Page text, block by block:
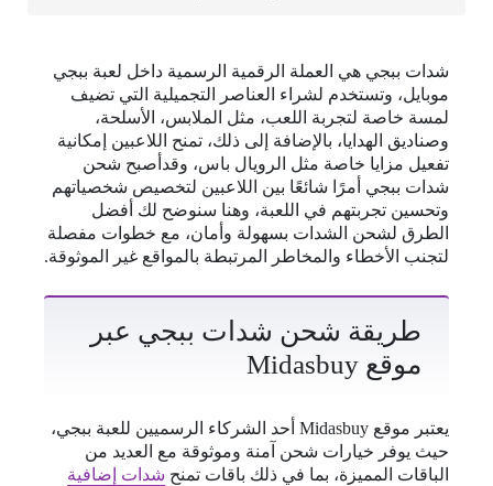
شدات ببجي هي العملة الرقمية الرسمية داخل لعبة ببجي
موبايل، وتستخدم لشراء العناصر التجميلية التي تضيف
لمسة خاصة لتجربة اللعب، مثل الملابس، الأسلحة،
وصناديق الهدايا، بالإضافة إلى ذلك، تمنح اللاعبين إمكانية
تفعيل مزايا خاصة مثل الرويال باس، وقدأصبح شحن
شدات ببجي أمرًا شائعًا بين اللاعبين لتخصيص شخصياتهم
وتحسين تجربتهم في اللعبة، وهنا سنوضح لك أفضل
الطرق لشحن الشدات بسهولة وأمان، مع خطوات مفصلة
لتجنب الأخطاء والمخاطر المرتبطة بالمواقع غير الموثوقة.
طريقة شحن شدات ببجي عبر
موقع Midasbuy
يعتبر موقع Midasbuy أحد الشركاء الرسميين للعبة ببجي،
حيث يوفر خيارات شحن آمنة وموثوقة مع العديد من
الباقات المميزة، بما في ذلك باقات تمنح شدات إضافية